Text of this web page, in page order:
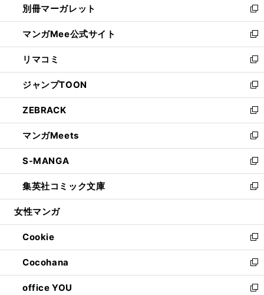
く
で
開
く
ィ
ン
ド
ウ
で
開
く
い
ウ
ィ
ン
ド
ウ
で
開
く
別冊マーガレット
新
し
い
ウ
ィ
ン
ド
ウ
で
開
く
マンガMee公式サイト
新
し
い
ウ
ィ
ン
ド
ウ
で
開
く
リマコミ
新
し
い
ウ
ィ
ン
ド
ウ
で
開
く
ジャンプTOON
新
し
い
ウ
ィ
ン
ド
ウ
で
開
ZEBRACK
新
し
い
ウ
ィ
ン
ド
ウ
開
く
マンガMeets
新
し
い
ウ
ィ
ン
ウ
で
開
く
S-MANGA
新
し
い
ウ
ン
ド
ウ
で
開
く
集英社コミック文庫
新
し
ウ
ィ
ン
ド
ウ
で
女性マンガ
Cookie
新
し
い
ウ
ィ
Cocohana
新
し
い
office YOU
新